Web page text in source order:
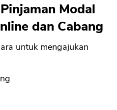
Modal
dan Cabang
untuk mengajukan